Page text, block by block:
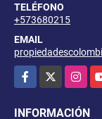
TELÉFONO
+573680215
EMAIL
Facebook
INFORMACIÓN